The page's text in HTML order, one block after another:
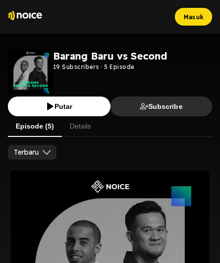
Masuk
Barang Baru vs Second
19 Subscribers ·5 Episode
Putar Subscribe
Episode (5) Details
Terbaru